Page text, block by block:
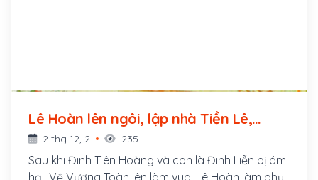
Lê Hoàn lên ngôi, lập nhà Tiền Lê,
2 thg 12, 2 235
Sau khi Đinh Tiên Hoàng và con là Đinh Liễn bị ám
hại, Vệ Vương Toàn lên làm vua, Lê Hoàn làm phụ